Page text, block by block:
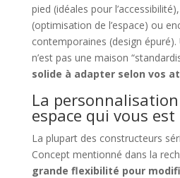
pied (idéales pour
(optimisation de l’espace) ou
contemporaines (design
n’est pas une maison
solide à adapter selon vos
La
espace qui vous
La plupart des constructeurs
Concept mentionné dans la
grande flexibilité pour